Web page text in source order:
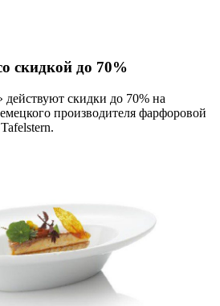
скидкой до 70%
скидки до 70% на
производителя фарфоровой